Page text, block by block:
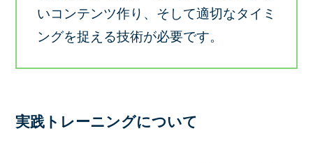
いコンテンツ作り、そして適切なタイミ
ングを捉える技術が必要です。
実践トレーニングについて